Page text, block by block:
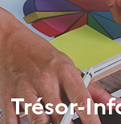
Trésor-